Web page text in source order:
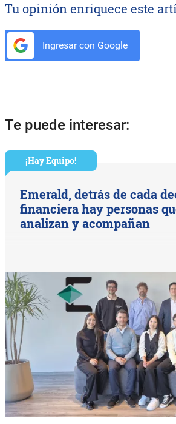
Tu opinión enriquece este
Ingresar con Google
Te puede interesar:
¡Hay Equipo!
Emerald, detrás de cada
financiera hay personas
analizan y acompañan